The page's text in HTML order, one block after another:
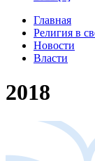
Главная
Религия в
Новости
Власти
2018